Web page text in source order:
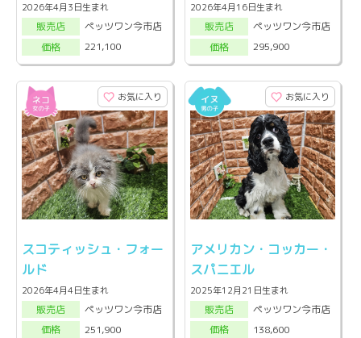
2026年4月3日生まれ
販売店
ペッツワン今市店
価格
221,100
2026年4月16日生まれ
販売店
ペッツワン今市店
価格
295,900
お気に入り
スコティッシュ・フォー
ルド
2026年4月4日生まれ
販売店
ペッツワン今市店
価格
251,900
お気に入り
アメリカン・コッカー・
スパニエル
2025年12月21日生まれ
販売店
ペッツワン今市店
価格
138,600